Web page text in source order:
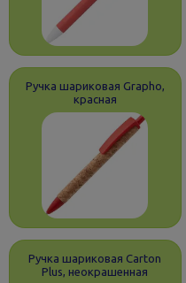
Ручка шариковая Grapho,
красная
Ручка шариковая Carton
Plus, неокрашенная